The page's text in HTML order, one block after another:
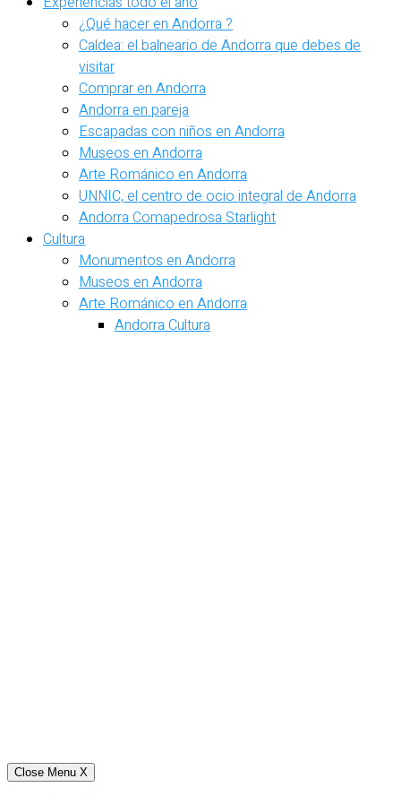
¿Qué hacer en Andorra ?
Caldea: el balneario de Andorra que debes de
visitar
Comprar en Andorra
Andorra en pareja
Escapadas con niños en Andorra
Museos en Andorra
Arte Románico en Andorra
UNNIC, el centro de ocio integral de Andorra
Andorra Comapedrosa Starlight
Cultura
Monumentos en Andorra
Museos en Andorra
Arte Románico en Andorra
Andorra Cultura
Close Menu X